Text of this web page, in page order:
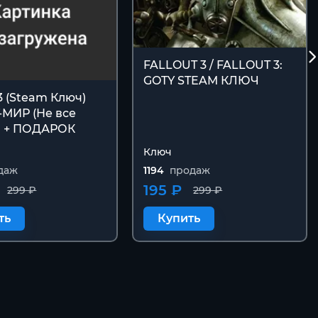
(Steam Ключ)
(Не все
+ ПОДАРОК
299 ₽
FALLOUT 3 / FALLOUT 3:
GOTY STEAM КЛЮЧ
Ключ
1194 продаж
299 ₽
195 ₽
Купить